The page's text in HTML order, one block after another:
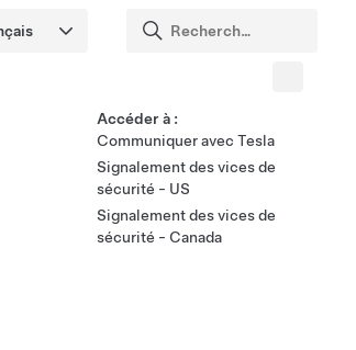
Accéder à :
Communiquer avec Tesla
Signalement des vices de
sécurité - US
Signalement des vices de
sécurité - Canada